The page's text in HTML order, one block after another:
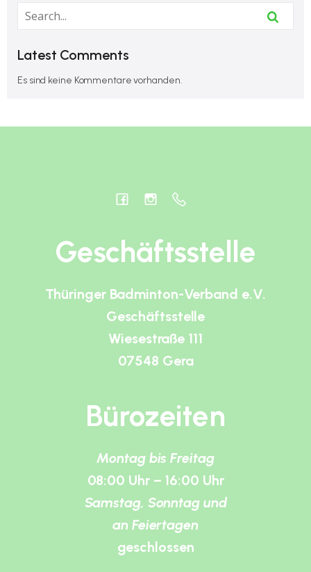
Latest Comments
Es sind keine Kommentare vorhanden.
Geschäftsstelle
Thüringer Badminton-Verband e.V.
Geschäftsstelle
Wiesestraße 111
07548 Gera
Bürozeiten
Montag bis Freitag
08:00 Uhr – 16:00 Uhr
Samstag, Sonntag und
an Feiertagen
geschlossen